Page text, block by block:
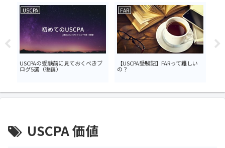
USCPA
USCPAの受験前に見ておくべきブ
ログ5選（後編）
FAR
【USCPA受験記】FARって難しい
の？
USCPA 価値